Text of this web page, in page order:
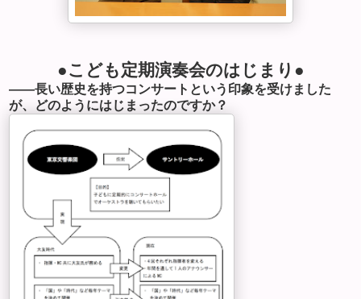
●こども定期演奏会のはじまり●
――長い歴史を持つコンサートという印象を受けました
が、どのようにはじまったのですか？